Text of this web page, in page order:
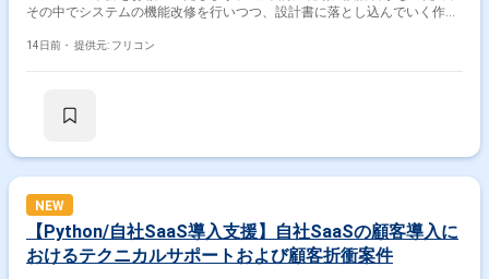
その中でシステムの機能改修を行いつつ、設計書に落とし込んでいく作業
14日前・ 提供元: フリコン
NEW
【Python/自社SaaS導入支援】自社SaaSの顧客導入に
おけるテクニカルサポートおよび顧客折衝案件